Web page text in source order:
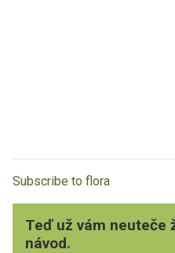
Subscribe to flora
Teď už vám neuteče
návod.